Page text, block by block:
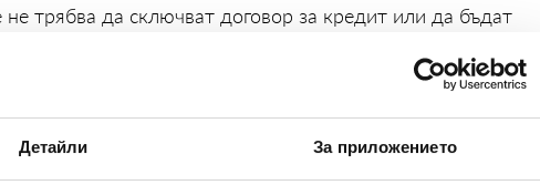
Детайли За приложението
трябва да сключват договор за кредит или да бъдат
е да заявят участието си в промоционалния период от
на живот и да напомним, че летният сезон е идеалното
и приятелите. А какъв по-добър начин от една